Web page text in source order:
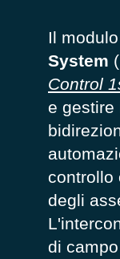
Il modulo
System
Control
e gestire
controllo
degli
di